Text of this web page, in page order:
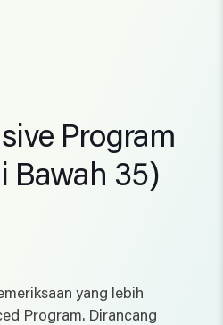
Program
Bawah 35)
yang lebih
Program. Dirancang